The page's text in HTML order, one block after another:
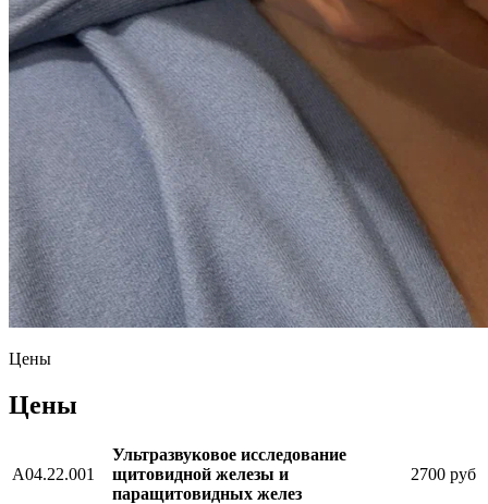
Цены
Цены
А04.22.001
Ультразвуковое исследование
щитовидной железы и
паращитовидных желез
2700 руб